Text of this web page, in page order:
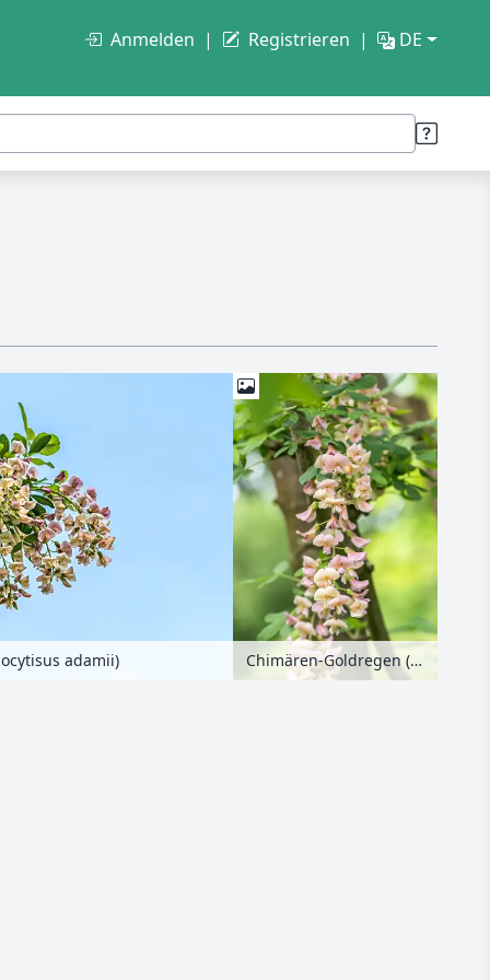
Anmelden Registrieren DE
adamii) Chimären-Goldregen (Laburnocytisus adamii)